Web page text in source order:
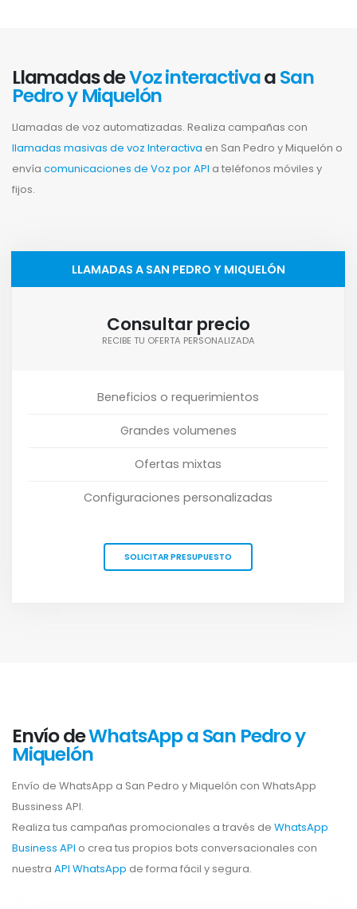
Llamadas deVoz interactivaaSan
Pedro y Miquelón
Llamadas de voz automatizadas. Realiza campañas con
llamadas masivas de voz Interactiva en San Pedro y Miquelón o
envía comunicaciones de Voz por API a teléfonos móviles y
fijos.
LLAMADAS A SAN PEDRO Y MIQUELÓN
Consultar precio
RECIBE TU OFERTA PERSONALIZADA
Beneficios o requerimientos
Grandes volumenes
Ofertas mixtas
Configuraciones personalizadas
SOLICITAR PRESUPUESTO
Envío deWhatsApp a San Pedro y
Miquelón
Envío de WhatsApp a San Pedro y Miquelón con WhatsApp
Bussiness API.
Realiza tus campañas promocionales a través de WhatsApp
Business API o crea tus propios bots conversacionales con
nuestra API WhatsApp de forma fácil y segura.